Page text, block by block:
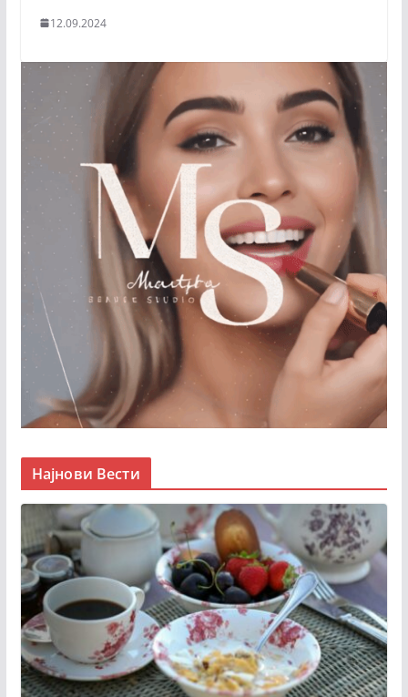
12.09.2024
Најнови Вести